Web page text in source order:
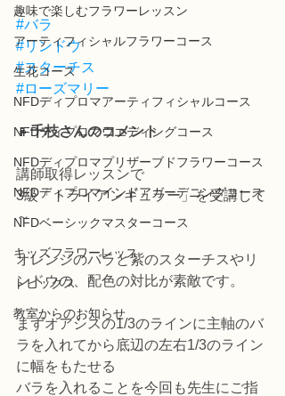
趣味で楽しむフラワーレッスン
アーティフィシャルフラワーコース
生花コース
NFDディプロマアーティフィシャルコース
NFDディプロマウエディングコース
NFDディプロマプリザーブドフラワーコース
NFDディプロマインドアガーデニングコース
NFDベーシックマスターコース
キッズフラワーレッス
トピックス
教室からのお知らせ
#バラ
#リンドウ
#スターチス
#ローズマリー
👧千枝さんのコメント
講師取得レッスンで
3級「トライアンギュラー」を受講して
～
オレンジのバラと紫のスターチスやリ
ンドウの、配色の対比が素敵です。
まずオアシスの1/3のラインに主軸のバ
ラを入れてから底辺の左右1/3のライン
に幅をもたせる
バラを入れることを今回も先生にご指